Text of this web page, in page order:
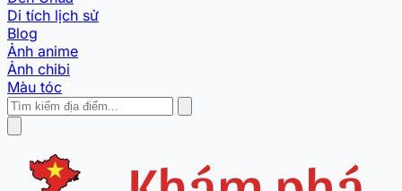
Di tích lịch sử
Blog
Ảnh anime
Ảnh chibi
Màu tóc